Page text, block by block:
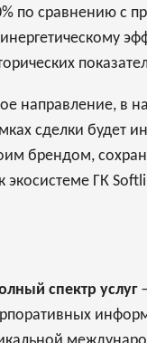
по сравнению с
направление, в
сделки будет
брендом,
экосистеме ГК
спектр услуг